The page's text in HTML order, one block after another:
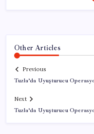
Other Articles
Previous
Tuzla’da Uyuşturucu
Next
Tuzla’da Uyuşturucu